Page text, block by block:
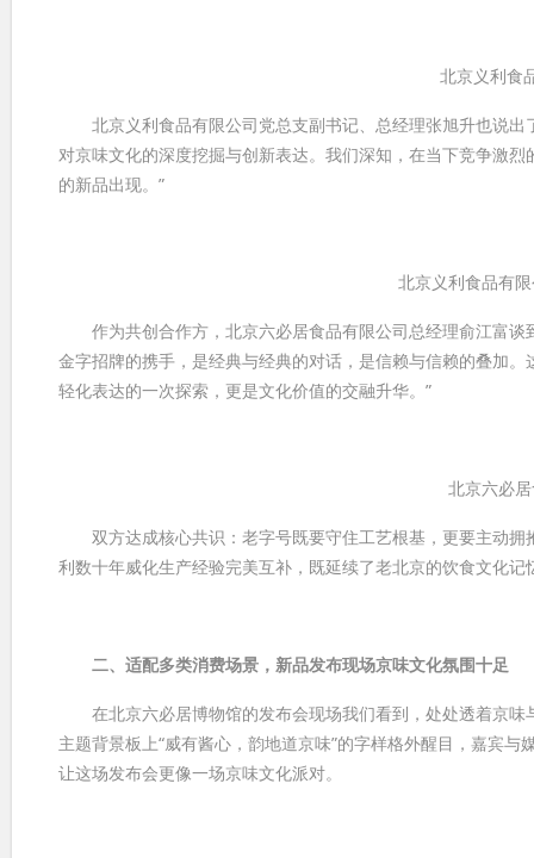
北京义利食
北京义利食品有限公司党总支副书记、总经理张旭升也说出
对京味文化的深度挖掘与创新表达。我们深知，在当下竞争激
的新品出现。”
北京义利食品有
作为共创合作方，北京六必居食品有限公司总经理俞江富谈
金字招牌的携手，是经典与经典的对话，是信赖与信赖的叠加
轻化表达的一次探索，更是文化价值的交融升华。”
北京六必
双方达成核心共识：老字号既要守住工艺根基，更要主动拥
利数十年威化生产经验完美互补，既延续了老北京的饮食文化
二、适配多类消费场景，新品发布现场京味文化氛围十足
在北京六必居博物馆的发布会现场我们看到，处处透着京味
主题背景板上“威有酱心，韵地道京味”的字样格外醒目，嘉宾
让这场发布会更像一场京味文化派对。